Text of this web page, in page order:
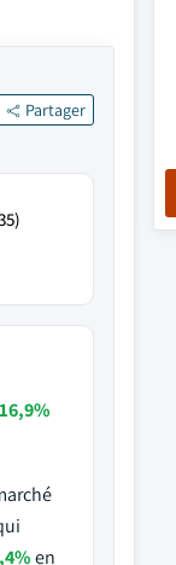
Partager
16,9%
en